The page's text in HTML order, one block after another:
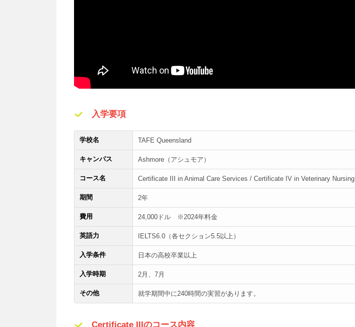
入学要項
学校名 TAFE Queensland
キャンパス Ashmore（アシュモア）
コース名 Certificate III in Animal Care Services / Certificate IV in Veterinary Nursing
期間 2年
費用 24,000ドル ※2024年料金
英語力 IELTS6.0（各セクション5.5以上）
入学条件 日本の高校卒業以上
入学時期 2月、7月
その他 就学期間中に240時間の実習があります。
Certificate IIIのコース内容